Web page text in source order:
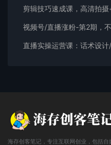
海存创客笔记，专注互联网创业，包括